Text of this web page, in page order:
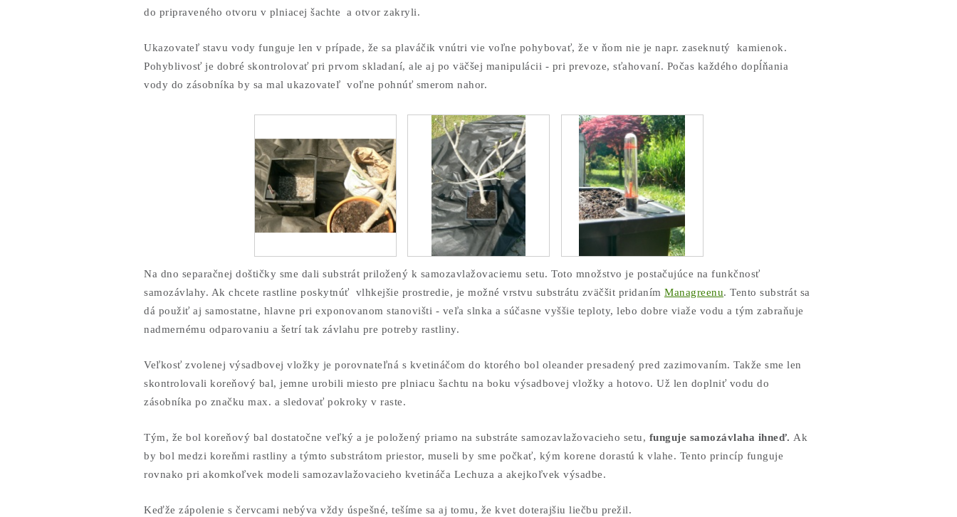
do pripraveného otvoru v plniacej šachte a otvor zakryli.
Ukazovateľ stavu vody funguje len v prípade, že sa plaváčik vnútri vie voľne pohybovať, že v ňom nie je napr. zaseknutý kamienok.
Pohyblivosť je dobré skontrolovať pri prvom skladaní, ale aj po väčšej manipulácii - pri prevoze, sťahovaní. Počas každého dopĺňania
vody do zásobníka by sa mal ukazovateľ voľne pohnúť smerom nahor.
Na dno separačnej doštičky sme dali substrát priložený k samozavlažovaciemu setu. Toto množstvo je postačujúce na funkčnosť
samozávlahy. Ak chcete rastline poskytnúť vlhkejšie prostredie, je možné vrstvu substrátu zväčšit pridaním Managreenu. Tento substrát sa
dá použiť aj samostatne, hlavne pri exponovanom stanovišti - veľa slnka a súčasne vyššie teploty, lebo dobre viaže vodu a tým zabraňuje
nadmernému odparovaniu a šetrí tak závlahu pre potreby rastliny.
Veľkosť zvolenej výsadbovej vložky je porovnateľná s kvetináčom do ktorého bol oleander presadený pred zazimovaním. Takže sme len
skontrolovali koreňový bal, jemne urobili miesto pre plniacu šachtu na boku výsadbovej vložky a hotovo. Už len doplniť vodu do
zásobníka po značku max. a sledovať pokroky v raste.
Tým, že bol koreňový bal dostatočne veľký a je položený priamo na substráte samozavlažovacieho setu, funguje samozávlaha ihneď. Ak
by bol medzi koreňmi rastliny a týmto substrátom priestor, museli by sme počkať, kým korene dorastú k vlahe. Tento princíp funguje
rovnako pri akomkoľvek modeli samozavlažovacieho kvetináča Lechuza a akejkoľvek výsadbe.
Keďže zápolenie s červcami nebýva vždy úspešné, tešíme sa aj tomu, že kvet doterajšiu liečbu prežil.